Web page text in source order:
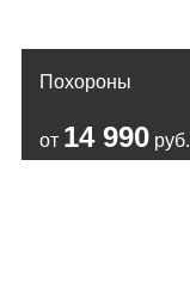
Похороны
от 14 990 руб.